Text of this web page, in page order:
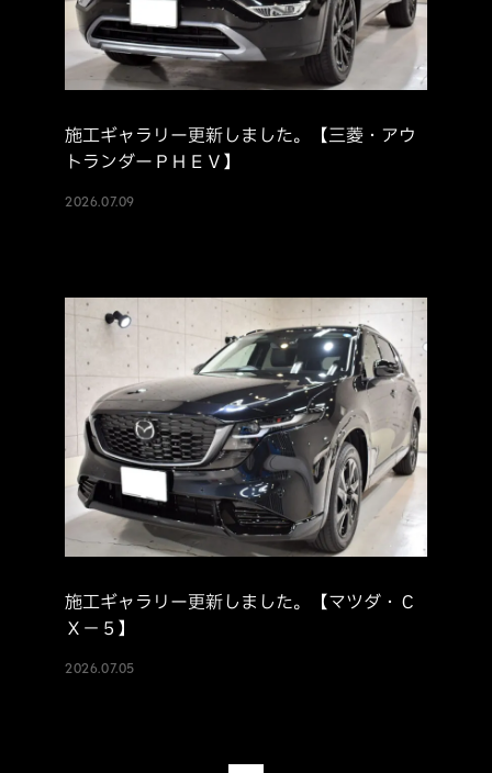
施工ギャラリー更新しました。【三菱・アウ
トランダーＰＨＥＶ】
2026.07.09
施工ギャラリー更新しました。【マツダ・Ｃ
Ｘ－５】
2026.07.05